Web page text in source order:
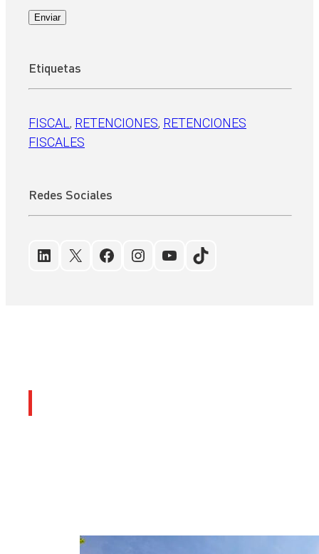
Enviar
Etiquetas
FISCAL, RETENCIONES, RETENCIONES
FISCALES
Redes Sociales
LinkedIn
X Facebook
Instagram
YouTube
TikTok